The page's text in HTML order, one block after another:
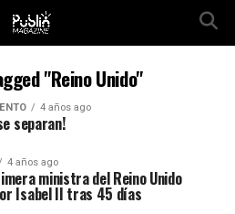
"Reino Unido"
4 años ago
separan!
4 años ago
ministra del Reino Unido
Isabel II tras 45 días